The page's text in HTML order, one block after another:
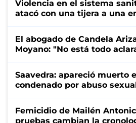
Violencia en el sistema
atacó con una tijera a una
El abogado de Candela
Moyano: "No está todo
Saavedra: apareció muerto
condenado por abuso
Femicidio de Mailén
pruebas cambian la